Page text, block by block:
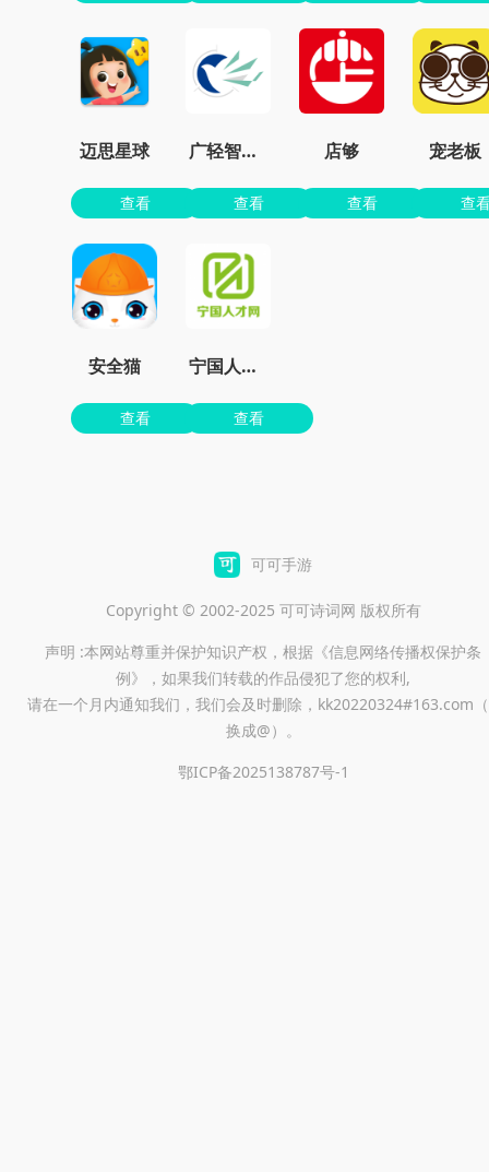
迈思星球
查看
广轻智慧3.0
查看
店够
查看
宠老板
查
安全猫
查看
宁国人才网
查看
可可手游
Copyright © 2002-2025 可可诗词网 版权所有
声明 :本网站尊重并保护知识产权，根据《信息网络传播权保护条
例》，如果我们转载的作品侵犯了您的权利,
请在一个月内通知我们，我们会及时删除，kk20220324#163.com
换成@）。
鄂ICP备2025138787号-1